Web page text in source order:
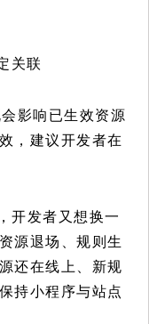
关联
影响已生效资源
，建议开发者在
开发者又想换一
源退场、规则生
还在线上、新规
持小程序与站点